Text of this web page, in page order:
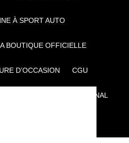
À SPORT AUTO
BOUTIQUE OFFICIELLE
D’OCCASION CGU
L'AUTO JOURNAL